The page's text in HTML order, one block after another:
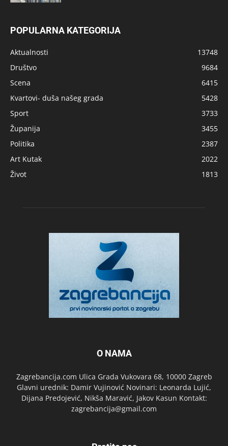
POPULARNA KATEGORIJA
Aktualnosti
13748
Društvo
9684
Scena
6415
Kvartovi- duša našeg grada
5428
Sport
3733
Županija
3455
Politika
2387
Art Kutak
2022
Život
1813
O NAMA
Zagrebancija.com Ulica Grada Vukovara 68, 10000 Zagreb
Glavni urednik: Damir Vujinović Novinari: Leonarda Lujić,
Dijana Predojević, Nikša Maravić, Jakov Kasun Kontakt:
zagrebancija@gmail.com